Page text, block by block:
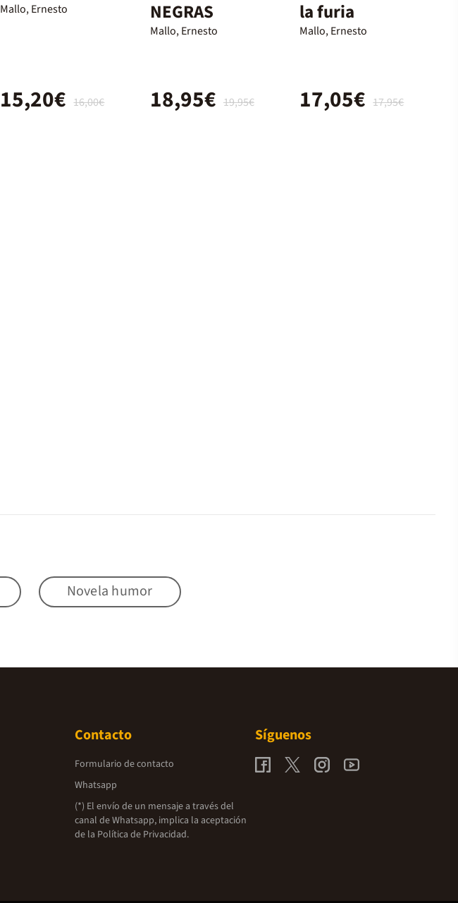
Mallo, Ernesto
16,00€
15,20€
NEGRAS
Mallo, Ernesto
19,95€
18,95€
la furia
Mallo, Ernesto
17,95€
17,05€
Novela humor
Contacto
Formulario de contacto
Whatsapp
(*) El envío de un mensaje a través del
canal de Whatsapp, implica la aceptación
de la Política de Privacidad.
Síguenos